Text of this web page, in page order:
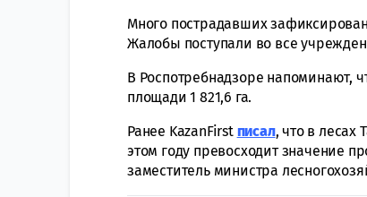
Много пострадавших
Жалобы поступали во все
В Роспотребнадзоре напоминают,
площади 1 821,6 га.
Ранее KazanFirst писал, что в лесах
этом году превосходит значение
заместитель министра